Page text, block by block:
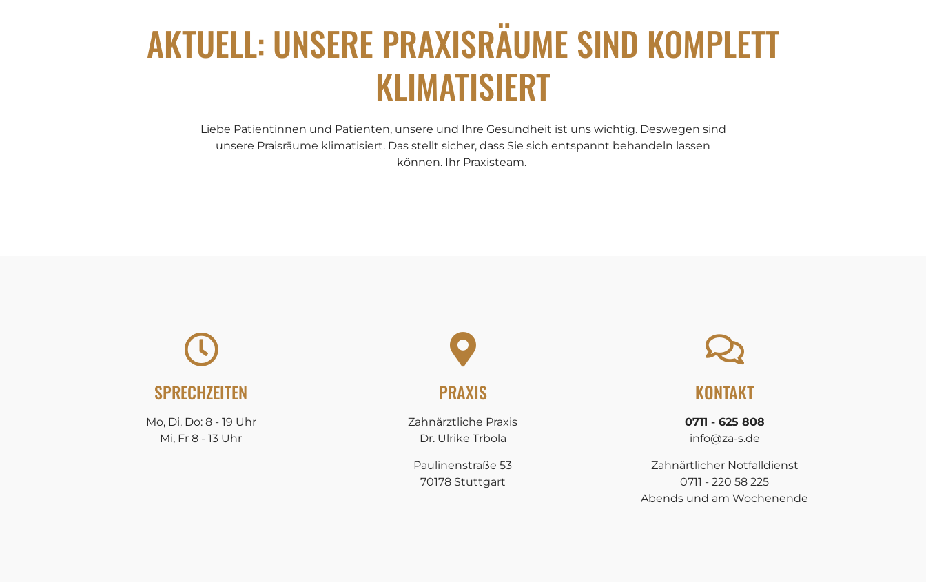
AKTUELL: UNSERE PRAXISRÄUME SIND KOMPLETT
KLIMATISIERT
Liebe Patientinnen und Patienten, unsere und Ihre Gesundheit ist uns wichtig. Deswegen sind
unsere Praisräume klimatisiert. Das stellt sicher, dass Sie sich entspannt behandeln lassen
können. Ihr Praxisteam.
SPRECHZEITEN
Mo, Di, Do: 8 - 19 Uhr
Mi, Fr 8 - 13 Uhr
PRAXIS
Zahnärztliche Praxis
Dr. Ulrike Trbola
Paulinenstraße 53
70178 Stuttgart
KONTAKT
0711 - 625 808
info@za-s.de
Zahnärtlicher Notfalldienst
0711 - 220 58 225
Abends und am Wochenende